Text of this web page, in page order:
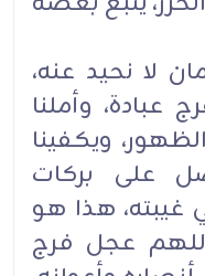
لا نحيد عنه،
عبادة، وأملنا
ويكفينا
على بركات
غيبته، هذا هو
اللهم عجل فرج